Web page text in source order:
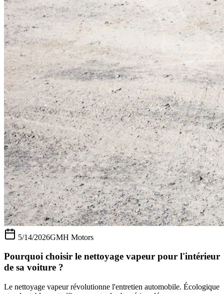
5/14/2026GMH Motors
Pourquoi choisir le nettoyage vapeur pour l'intérieur
de sa voiture ?
Le nettoyage vapeur révolutionne l'entretien automobile. Écologique